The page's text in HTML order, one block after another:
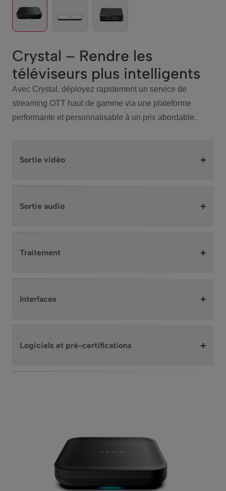
Crystal – Rendre les
téléviseurs plus intelligents
Avec Crystal, déployez rapidement un service de
streaming OTT haut de gamme via une plateforme
performante et personnalisable à un prix abordable.
Sortie vidéo +
Sortie audio +
Traitement +
Interfaces +
Logiciels et pré-certifications +